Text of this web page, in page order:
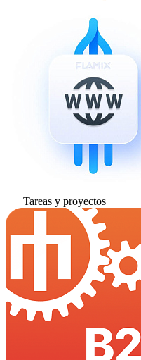
Tareas y proyectos